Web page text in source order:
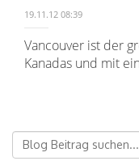
19.11.12 08:39
Vancouver ist der
Kanadas und mit
Dies ist ein